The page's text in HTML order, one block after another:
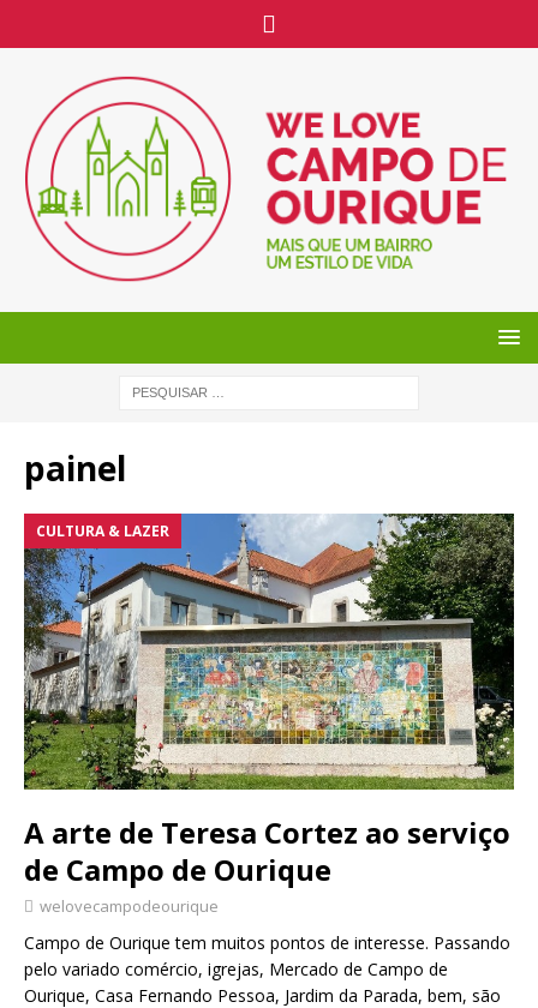
painel
CULTURA & LAZER
A arte de Teresa Cortez ao serviço
de Campo de Ourique
welovecampodeourique
Campo de Ourique tem muitos pontos de interesse. Passando
pelo variado comércio, igrejas, Mercado de Campo de
Ourique, Casa Fernando Pessoa, Jardim da Parada, bem, são